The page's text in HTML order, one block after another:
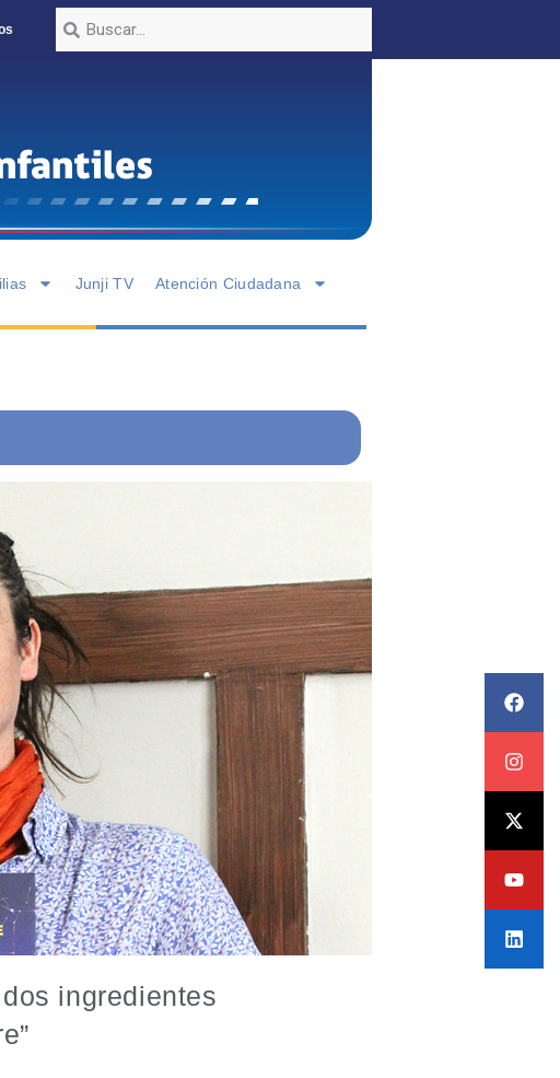
Junji TV Atención Ciudadana
ingredientes